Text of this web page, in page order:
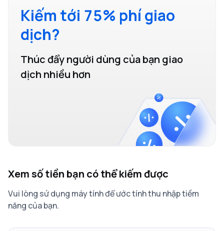
Kiếm tới 75% phí giao
dịch?
Thúc đẩy người dùng của bạn giao
dịch nhiều hơn
Xem số tiền bạn có thể kiếm được
Vui lòng sử dụng máy tính để ước tính thu nhập tiềm
năng của bạn.